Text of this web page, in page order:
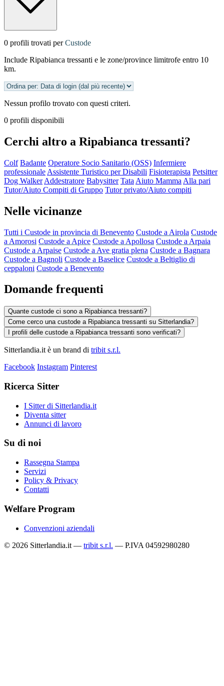
0 profili trovati perCustode
Include Ripabianca tressanti e le zone/province limitrofe entro 10
km.
Nessun profilo trovato con questi criteri.
0 profili disponibili
Cerchi altro a Ripabianca tressanti?
Colf Badante Operatore Socio Sanitario (OSS) Infermiere
professionale Assistente Turistico per Disabili Fisioterapista Petsitter
Dog Walker Addestratore Babysitter Tata Aiuto Mamma Alla pari
Tutor/Aiuto Compiti di Gruppo Tutor privato/Aiuto compiti
Nelle vicinanze
Tutti i Custode in provincia di Benevento Custode a Airola Custode
a Amorosi Custode a Apice Custode a Apollosa Custode a Arpaia
Custode a Arpaise Custode a Ave gratia plena Custode a Bagnara
Custode a Bagnoli Custode a Baselice Custode a Beltiglio di
ceppaloni Custode a Benevento
Domande frequenti
Quante custode ci sono a Ripabianca tressanti?
Come cerco una custode a Ripabianca tressanti su Sitterlandia?
I profili delle custode a Ripabianca tressanti sono verificati?
Sitterlandia.it è un brand di tribit s.r.l.
Facebook Instagram Pinterest
Ricerca Sitter
I Sitter di Sitterlandia.it
Diventa sitter
Annunci di lavoro
Su di noi
Rassegna Stampa
Servizi
Policy & Privacy
Contatti
Welfare Program
Convenzioni aziendali
© 2026 Sitterlandia.it — tribit s.r.l. — P.IVA 04592980280